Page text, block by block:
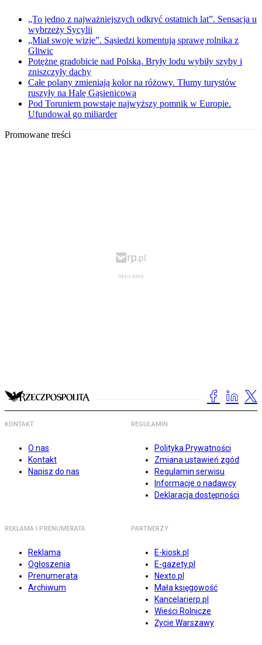
„To jedno z najważniejszych odkryć ostatnich lat”. Sensacja u
wybrzeży Sycylii
„Miał swoje wizje”. Sąsiedzi komentują sprawę rolnika z
Gliwic
Potężne gradobicie nad Polską. Bryły lodu wybiły szyby i
zniszczyły dachy
Całe polany zmieniają kolor na różowy. Tłumy turystów
ruszyły na Halę Gąsienicową
Pod Toruniem powstaje najwyższy pomnik w Europie.
Ufundował go miliarder
Promowane treści
KONTAKT
O nas
Kontakt
Napisz do nas
REGULAMIN
Polityka Prywatności
Zmiana ustawień zgód
Regulamin serwisu
Informacje o nadawcy
Deklaracja dostępności
REKLAMA I PRENUMERATA
Reklama
Ogłoszenia
Prenumerata
Archiwum
PARTNERZY
E-kiosk.pl
E-gazety.pl
Nexto.pl
Mała księgowość
Kancelarierp.pl
Wieści Rolnicze
Życie Warszawy